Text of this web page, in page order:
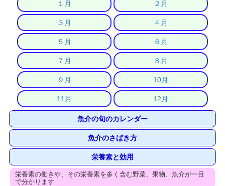
１月 ２月
３月 ４月
５月 ６月
７月 ８月
９月 10月
11月 12月
魚介の旬のカレンダー
魚介のさばき方
栄養素と効用
栄養素の働きや、その栄養素を多く含む野菜、果物、魚介が一目
で分かります